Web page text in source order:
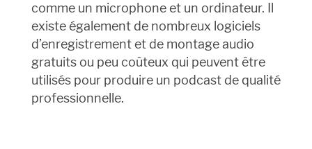
comme un microphone et un ordinateur. Il
existe également de nombreux logiciels
d’enregistrement et de montage audio
gratuits ou peu coûteux qui peuvent être
utilisés pour produire un podcast de qualité
professionnelle.